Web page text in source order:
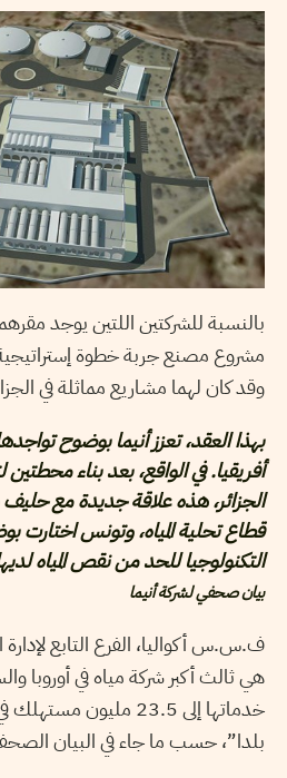
بالنسبة للشركتين اللتين يوجد
مشروع مصنع جربة خطوة
وقد كان لهما مشاريع مماثلة في
بهذا العقد، تعزز أنيما بوضوح
أفريقيا. في الواقع، بعد بناء محطتين
الجزائر، هذه علاقة جديدة مع حليف
قطاع تحلية المياه، وتونس اختارت
التكنولوجيا للحد من نقص المياه
بيان صحفي لشركة أنيما
ف.س.س أكواليا، الفرع التابع لإدارة
هي ثالث أكبر شركة مياه في أوروبا
بلدا”، حسب ما جاء في البيان